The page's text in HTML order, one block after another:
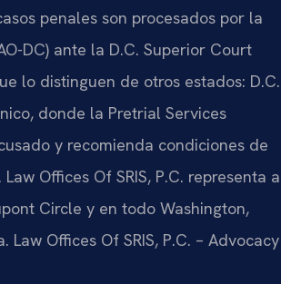
penales son procesados por la
DC) ante la D.C. Superior Court
lo distinguen de otros estados: D.C.
donde la Pretrial Services
y recomienda condiciones de
Offices Of SRIS, P.C. representa a
Circle y en todo Washington,
Offices Of SRIS, P.C. – Advocacy